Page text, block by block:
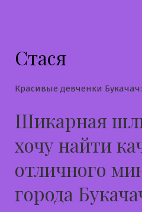
Стася
Красивые девченки Букачач:
Шикарная
хочу найти
отличного
города